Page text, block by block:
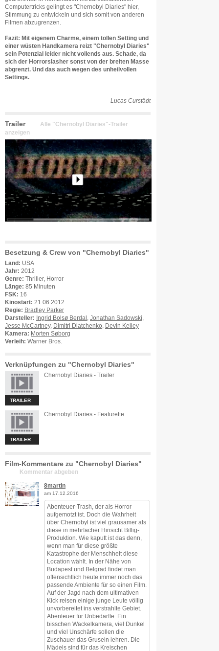
Computertricks gelingt es "Chernobyl Diaries" hier,
Stimmung zu entwickeln und sich somit von anderen
Filmen abzugrenzen.
Fazit: Mit eigenem Charme, einem tollen Setting und
einer wüsten Handkamera reizt "Chernobyl Diaries"
sein Potenzial leider nicht vollends aus. Schade, da
sich der Horrorslasher sonst von der breiten Masse
abgrenzt. Und das auch wegen des unheilvollen
Settings.
Lucas Curstädt
Trailer
Alle "Chernobyl Diaries"-Trailer
anzeigen
Besetzung & Crew von "Chernobyl Diaries"
Land: USA
Jahr: 2012
Genre: Thriller, Horror
Länge: 85 Minuten
FSK: 16
Kinostart: 21.06.2012
Regie: Bradley Parker
Darsteller: Ingrid Bolsø Berdal Jonathan Sadowski
Jesse McCartney, Dimitri Diatchenko
Devin Kelley
Kamera: Morten Søborg
Verleih: Warner Bros.
Verknüpfungen zu "Chernobyl Diaries"
TRAILER
Chernobyl Diaries - Trailer
TRAILER
Chernobyl Diaries - Featurette
Film-Kommentare zu "Chernobyl Diaries"
Kommentar abgeben
8martin
am 17.12.2016
Abenteuer-Trash, der als Horror
aufgemotzt ist. Doch die Wahrheit
über Chernobyl ist viel grausamer als
diese in mehrfacher Hinsicht Billig-
Produktion. Wie kaputt ist das denn,
wenn man für diese größte
Katastrophe der Menschheit diese
Location wählt. In der Nähe von
Budapest und Belgrad findet man
offensichtlich heute immer noch das
passende Ambiente für so einen Film.
Auf der Jagd nach dem ultimativen
Kick reisen einige junge Leute völlig
unvorbereitet ins verstrahlte Gebiet.
Abenteuer für Unbedarfte. Ein
bisschen Wackelkamera, viel Dunkel
und viel Unschärfe sollen die
Zuschauer das Gruseln lehren. Die
Mädels sind für das Kreischen